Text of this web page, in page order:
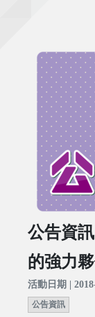
公告資
的強力夥
活動日期 |
公告資訊